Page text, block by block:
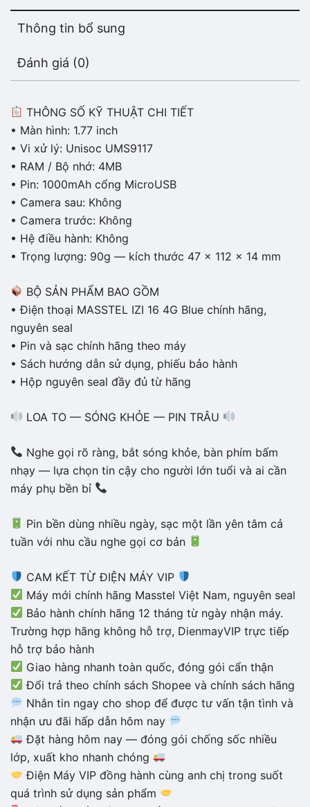
Thông tin bổ sung
Đánh giá (0)
THÔNG SỐ KỸ THUẬT CHI TIẾT
• Màn hình: 1.77 inch
• Vi xử lý: Unisoc UMS9117
• RAM / Bộ nhớ: 4MB
• Pin: 1000mAh cổng MicroUSB
• Camera sau: Không
• Camera trước: Không
• Hệ điều hành: Không
• Trọng lượng: 90g — kích thước 47 x 112 x 14 mm
BỘ SẢN PHẨM BAO GỒM
• Điện thoại MASSTEL IZI 16 4G Blue chính hãng,
nguyên seal
• Pin và sạc chính hãng theo máy
• Sách hướng dẫn sử dụng, phiếu bảo hành
• Hộp nguyên seal đầy đủ từ hãng
LOA TO — SÓNG KHỎE — PIN TRÂU
Nghe gọi rõ ràng, bắt sóng khỏe, bàn phím bấm
nhạy — lựa chọn tin cậy cho người lớn tuổi và ai cần
máy phụ bền bỉ
Pin bền dùng nhiều ngày, sạc một lần yên tâm cả
tuần với nhu cầu nghe gọi cơ bản
CAM KẾT TỪ ĐIỆN MÁY VIP
Máy mới chính hãng Masstel Việt Nam, nguyên seal
Bảo hành chính hãng 12 tháng từ ngày nhận máy.
Trường hợp hãng không hỗ trợ, DienmayVIP trực tiếp
hỗ trợ bảo hành
Giao hàng nhanh toàn quốc, đóng gói cẩn thận
Đổi trả theo chính sách Shopee và chính sách hãng
Nhắn tin ngay cho shop để được tư vấn tận tình và
nhận ưu đãi hấp dẫn hôm nay
Đặt hàng hôm nay — đóng gói chống sốc nhiều
lớp, xuất kho nhanh chóng
Điện Máy VIP đồng hành cùng anh chị trong suốt
quá trình sử dụng sản phẩm